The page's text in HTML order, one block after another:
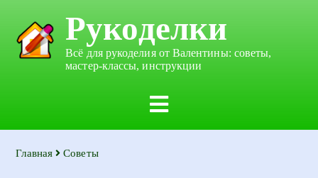
Рукоделки
Всё для рукоделия от Валентины: советы,
мастер-классы, инструкции
Главная Советы